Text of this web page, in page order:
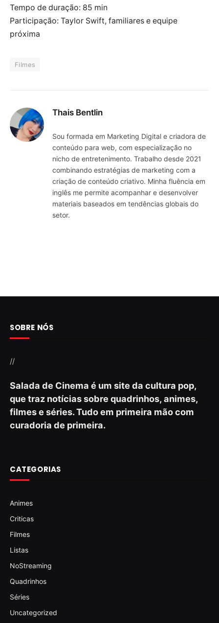
Tempo de duração: 85 min
Participação: Taylor Swift, familiares e equipe
próxima
Filmes
Thais Bentlin
Sou formada em Marketing Digital e criadora de
conteúdo para web, com especialização no
nicho de entretenimento. Trabalho desde 2021
combinando estratégias de marketing com a
criação de conteúdo criativo. Minha fluência em
inglês me permite acompanhar e desenvolver
materiais baseados em tendências globais do
setor.
SOBRE NÓS
//
Salada de Cinema é um site da cultura pop,
que traz notícias sobre quadrinhos, animes,
filmes e séries. Tudo em primeira mão com
curadoria de primeira.
CATEGORIAS
Animes
Criticas
Filmes
Listas
NoStreaming
Quadrinhos
Séries
Uncategorized